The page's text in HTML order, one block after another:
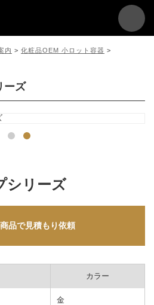
内 > 化粧品OEM 小ロット容器 >
ーズ
シリーズ
品で見積もり依頼
カラー
金